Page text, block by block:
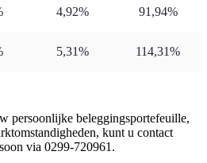
4,92% 91,94%
5,31% 114,31%
persoonlijke beleggingsportefeuille,
kunt u contact
via 0299-720961.